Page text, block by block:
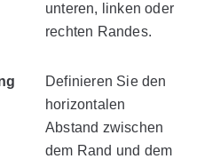
unteren, linken oder
rechten Randes.
Definieren Sie den
horizontalen
Abstand zwischen
dem Rand und dem